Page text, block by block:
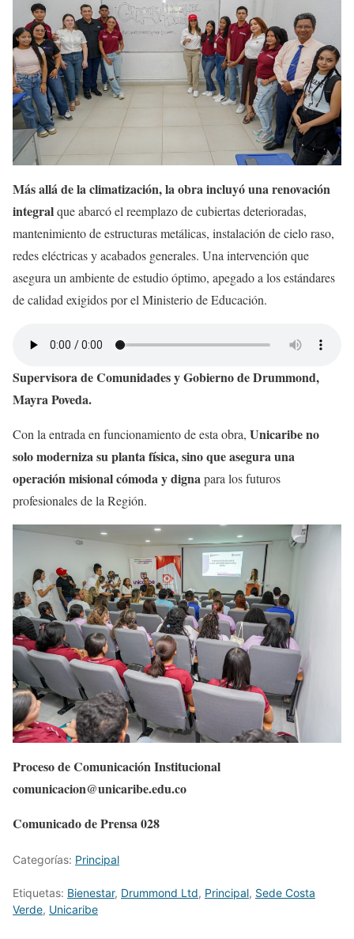
Más allá de la climatización, la obra incluyó una renovación
integralque abarcó el reemplazo de cubiertas deterioradas,
mantenimiento de estructuras metálicas, instalación de cielo raso,
redes eléctricas y acabados generales. Una intervención que
asegura un ambiente de estudio óptimo, apegado a los estándares
de calidad exigidos por el Ministerio de Educación.
Supervisora de Comunidades y Gobierno de Drummond,
Mayra Poveda.
Con la entrada en funcionamiento de esta obra, Unicaribe no
solo moderniza su planta física, sino que asegura una
operación misional cómoda y dignapara los futuros
profesionales de la Región.
Proceso de Comunicación Institucional
comunicacion@unicaribe.edu.co
Comunicado de Prensa 028
Categorías: Principal
Etiquetas: Bienestar, Drummond Ltd, Principal, Sede Costa
Verde, Unicaribe